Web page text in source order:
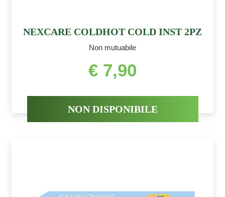
NEXCARE COLDHOT COLD INST 2PZ
Non mutuabile
€ 7,90
NON DISPONIBILE